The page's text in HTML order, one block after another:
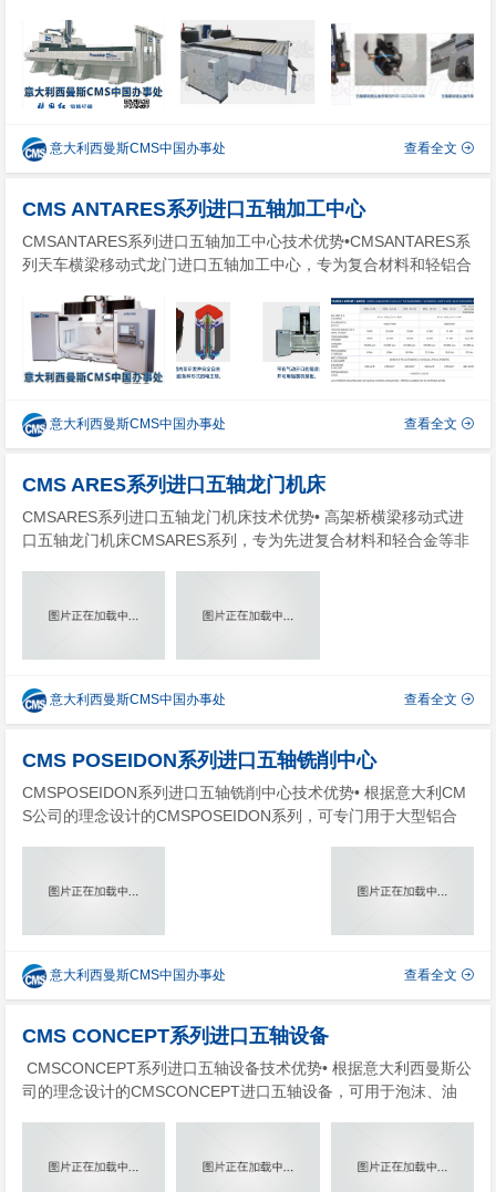
合金、轻合金和复合材料高速加工的进口五轴铣削中心机床：该C
NC五轴数控机床是航空航天和游艇赛艇模型、风...
查看全文
意大利西曼斯CMS中国办事处
CMS ANTARES系列进口五轴加工中心
CMSANTARES系列进口五轴加工中心技术优势•CMSANTARES系
列天车横梁移动式龙门进口五轴加工中心，专为复合材料和轻铝合
产率。•先进的结构设计避免了机床振动，并获得了出色的精加工
质量。• 超大尺寸的加工区域，出色地...
查看全文
意大利西曼斯CMS中国办事处
CMS ARES系列进口五轴龙门机床
CMSARES系列进口五轴龙门机床技术优势• 高架桥横梁移动式进
口五轴龙门机床CMSARES系列，专为先进复合材料和轻合金等非
量。• 超大尺寸的加工...
查看全文
意大利西曼斯CMS中国办事处
CMS POSEIDON系列进口五轴铣削中心
CMSPOSEIDON系列进口五轴铣削中心技术优势• 根据意大利CM
S公司的理念设计的CMSPOSEIDON系列，可专门用于大型铝合
控五轴联动高速铣削加工领域多年积累经...
查看全文
意大利西曼斯CMS中国办事处
CMS CONCEPT系列进口五轴设备
CMSCONCEPT系列进口五轴设备技术优势• 根据意大利西曼斯公
司的理念设计的CMSCONCEPT进口五轴设备，可用于泡沫、油
T所采用的...